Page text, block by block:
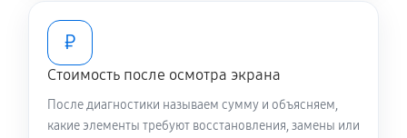
₽
Стоимость после осмотра экрана
После диагностики называем сумму и объясняем,
какие элементы требуют восстановления, замены или